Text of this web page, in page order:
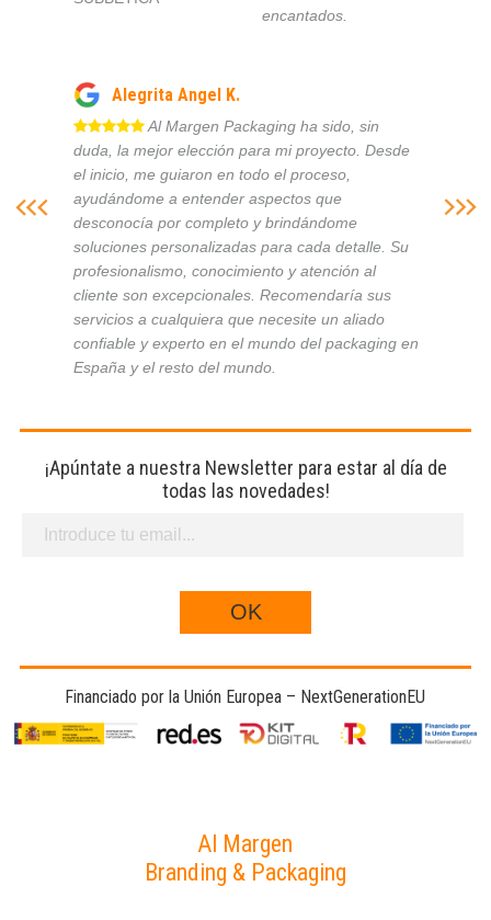
encantados.
Alegrita Angel K.
Al Margen Packaging ha sido, sin
duda, la mejor elección para mi proyecto. Desde
el inicio, me guiaron en todo el proceso,
ayudándome a entender aspectos que
desconocía por completo y brindándome
soluciones personalizadas para cada detalle. Su
profesionalismo, conocimiento y atención al
cliente son excepcionales. Recomendaría sus
servicios a cualquiera que necesite un aliado
confiable y experto en el mundo del packaging en
España y el resto del mundo.
¡Apúntate a nuestra Newsletter para estar al día de
todas las novedades!
Financiado por la Unión Europea – NextGenerationEU
Al Margen
Branding & Packaging